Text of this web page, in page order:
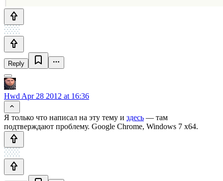
Reply
Hwd Apr 28 2012 at 16:36
Я только что написал на эту тему и здесь — там
подтверждают проблему. Google Chrome, Windows 7 x64.